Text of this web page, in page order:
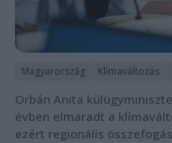
Magyarország Klímaváltozás
Orbán Anita
évben elmaradt a
ezért regionális